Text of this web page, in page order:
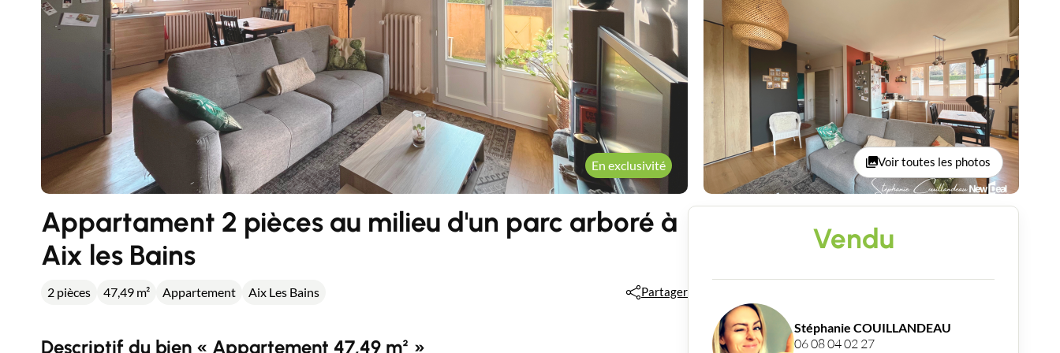
Voir toutes les photos
En exclusivité
Appartament 2 pièces au milieu d'un parc arboré à
Aix les Bains
2 pièces 47,49 m² Appartement Aix Les Bains Partager
Descriptif du bien « Appartement 47,49 m² »
Vendu
Stéphanie COUILLANDEAU
06 08 04 02 27